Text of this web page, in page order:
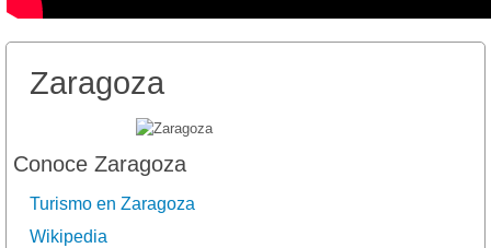
Zaragoza
Conoce Zaragoza
Turismo en Zaragoza
Wikipedia